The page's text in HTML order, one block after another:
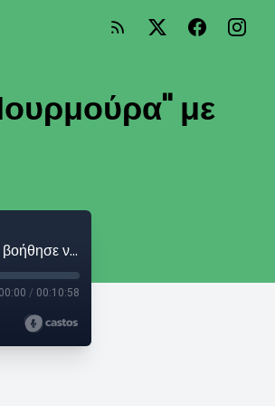
με
Μαρία Χάνου: «Στην πανδημία μόνο η "Μουρμούρα" με βοήθησε να βιοποριστώ»
00:00 / 00:10:58